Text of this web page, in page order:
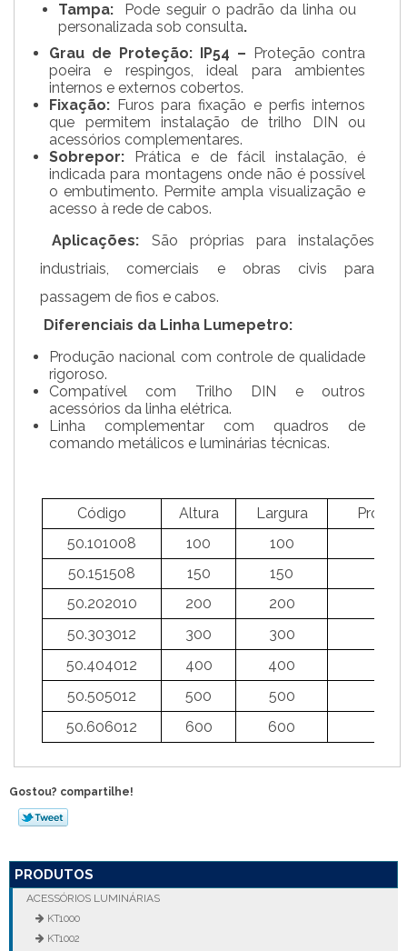
Tampa:
Pode seguir o padrão da linha ou
personalizada sob consulta.
Grau de Proteção:
IP54 – Proteção contra
poeira e respingos, ideal para ambientes
internos e externos cobertos.
Fixação: Furos para fixação e perfis internos
que permitem instalação de trilho DIN ou
acessórios complementares.
Sobrepor: Prática e de fácil instalação, é
indicada para montagens onde não é possível
o embutimento. Permite ampla visualização e
acesso à rede de cabos.
Aplicações: São próprias para instalações
industriais, comerciais e obras civis para
passagem de fios e cabos.
Diferenciais da Linha Lumepetro:
Produção nacional com controle de qualidade
rigoroso.
Compatível com Trilho DIN e outros
acessórios da linha elétrica.
Linha complementar com quadros de
comando metálicos e luminárias técnicas.
Código Altura Largura
50.101008
100 100
50.151508
150 150
50.202010
200 200
50.303012
300 300
50.404012
400 400
50.505012
500 500
50.606012
600 600
Gostou? compartilhe!
PRODUTOS
ACESSÓRIOS LUMINÁRIAS
KT1000
KT1002